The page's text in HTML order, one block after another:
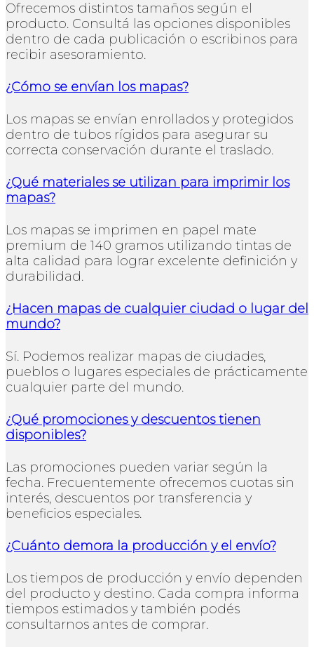
Ofrecemos distintos tamaños según el
producto. Consultá las opciones disponibles
dentro de cada publicación o escribinos para
recibir asesoramiento.
¿Cómo se envían los mapas?
Los mapas se envían enrollados y protegidos
dentro de tubos rígidos para asegurar su
correcta conservación durante el traslado.
¿Qué materiales se utilizan para imprimir los
mapas?
Los mapas se imprimen en papel mate
premium de 140 gramos utilizando tintas de
alta calidad para lograr excelente definición y
durabilidad.
¿Hacen mapas de cualquier ciudad o lugar del
mundo?
Sí. Podemos realizar mapas de ciudades,
pueblos o lugares especiales de prácticamente
cualquier parte del mundo.
¿Qué promociones y descuentos tienen
disponibles?
Las promociones pueden variar según la
fecha. Frecuentemente ofrecemos cuotas sin
interés, descuentos por transferencia y
beneficios especiales.
¿Cuánto demora la producción y el envío?
Los tiempos de producción y envío dependen
del producto y destino. Cada compra informa
tiempos estimados y también podés
consultarnos antes de comprar.